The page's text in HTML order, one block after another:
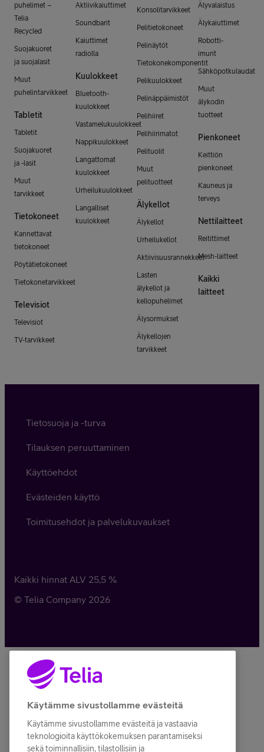
puhelimet –
Telia
Recycled
Suojakuoret
ja suojalasit
Muut
puhelintarvikkeet
Tabletit
Tabletit
Suojakuoret
ja -lasit
Muut
tarvikkeet
Tietokoneet
Kannettavat
tietokoneet
Pöytätietokoneet
Tietokonetarvikkeet
Televisiot
Televisiot
TV-tarvikkeet
Aktiivikaiuttimet
Soundbarit
Kaiuttimet
radiolla
Kuulokkeet
Bluetooth-
kuulokkeet
Vastamelukuulokkeet
Nappikuulokkeet
Langattomat
kuulokkeet
Urheilukuulokkeet
Langalliset
kuulokkeet
Konsolitarvikkeet
Pelitietokoneet
Pelinäytöt
Tietokonekomponentit
Pelikuulokkeet
Pelinäppäimistöt
Pelihiiret
Pelihiirimatot
Pelituolit
Muut
pelituotteet
Älykellot
Älykellot
Urheilukellot
Aktiivisuusrannekkeet
Lasten
älykellot ja
kellopuhelimet
Älysormukset
Älykellojen
tarvikkeet
Älyvalaistus
Älykaiuttimet
Robotti-
imurit
Sähköpotkulaudat
Muut
älykodin
tuotteet
Pienkoneet
Keittiön
pienkoneet
Kauneus ja
terveys
Nettilaitteet
Reitittimet
Mesh-laitteet
Kaikki
laitteet
Tietosuoja ja -turva
Tilauksen peruuttaminen
Käyttöehdot
Evästeiden käyttö
Toimitusehdot ja palvelukuvaukset
Kaikki hinnat ALV 25,5 %
© Telia Company 2026
Käytämme sivustollamme evästeitä
Käytämme sivustollamme evästeitä ja vastaavia
teknologioita käyttökokemuksen parantamiseksi
sekä toiminnallisiin, tilastollisiin ja